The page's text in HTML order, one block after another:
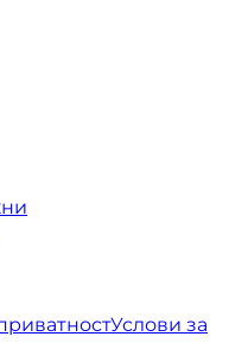
Услови за